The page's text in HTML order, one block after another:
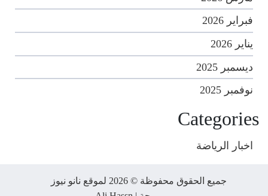
فبراير 2026
يناير 2026
ديسمبر 2025
نوفمبر 2025
Categories
اخبار الرياضة
جميع الحقوق محفوظة © 2026 لموقع نانو نيوز